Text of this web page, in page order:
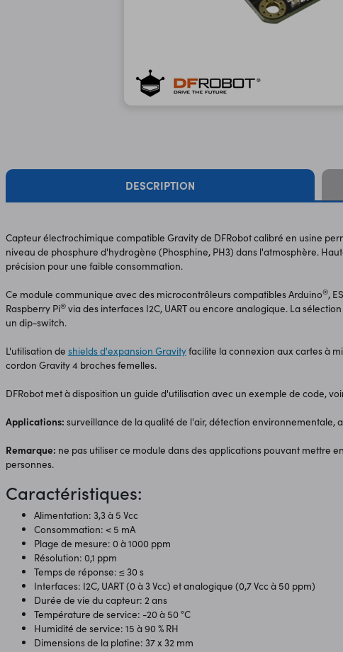
DESCRIPTION
Capteur électrochimique compatible Gravity de DFRobot calibré en usine
niveau de phosphure d'hydrogène (Phosphine, PH3) dans l'atmosphère.
précision pour une faible consommation.
Ce module communique avec des microcontrôleurs compatibles Arduino®,
Raspberry Pi®via des interfaces I2C, UART ou encore analogique. La
un dip-switch.
L'utilisation de shieldsd'expansion Gravityfacilite la connexion aux cartes à
cordon Gravity 4 broches femelles.
DFRobot met à disposition un guide d'utilisation avec un exemple de code,
Applications: surveillance de la qualité de l'air, détection environnementale,
Remarque: ne pas utiliser ce module dans des applications pouvant mettre
personnes.
Caractéristiques:
Alimentation: 3,3 à 5 Vcc
Consommation: < 5 mA
Plage de mesure: 0 à 1000 ppm
Résolution: 0,1 ppm
Temps de réponse: ≤ 30 s
Interfaces: I2C, UART (0 à 3 Vcc) et analogique (0,7 Vcc à 50 ppm)
Durée de vie du capteur: 2 ans
Température de service: -20 à 50 °C
Humidité de service: 15 à 90 % RH
Dimensions de la platine: 37 x 32 mm